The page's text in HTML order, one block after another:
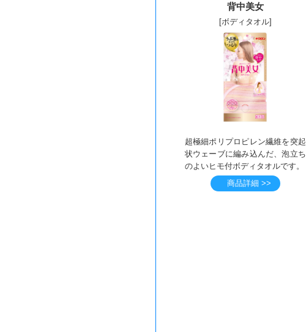
背中美女
[ボディタオル]
超極細ポリプロピレン繊維を突起
状ウェーブに編み込んだ、泡立ち
のよいヒモ付ボディタオルです。
商品詳細 >>